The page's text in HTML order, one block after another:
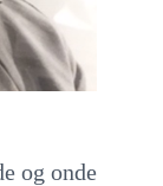
og onde